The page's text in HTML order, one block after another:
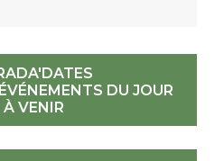
DU JOUR
À VENIR